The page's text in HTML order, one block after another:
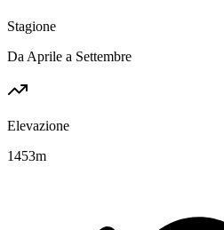
Stagione
Da Aprile a Settembre
Elevazione
1453m